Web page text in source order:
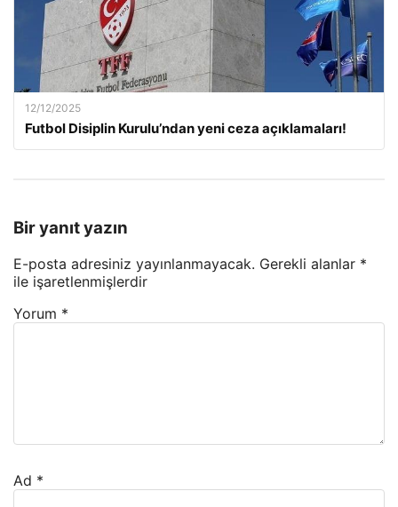
12/12/2025
Futbol Disiplin Kurulu’ndan yeni ceza açıklamaları!
Bir yanıt yazın
E-posta adresiniz yayınlanmayacak. Gerekli alanlar *
ile işaretlenmişlerdir
Yorum *
Ad *